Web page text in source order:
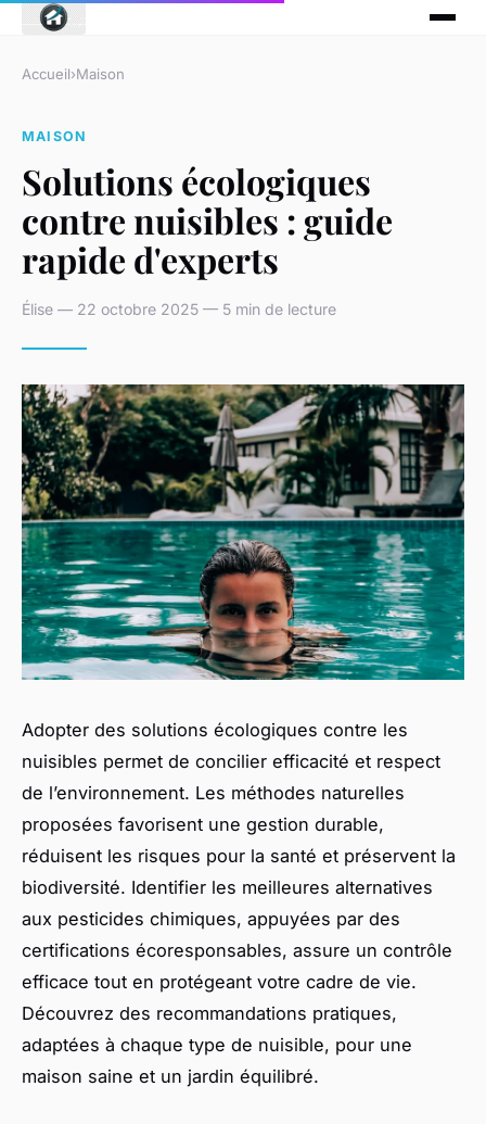
Accueil›Maison
MAISON
Solutions écologiques
contre nuisibles : guide
rapide d'experts
Élise — 22 octobre 2025 — 5 min de lecture
Adopter des solutions écologiques contre les
nuisibles permet de concilier efficacité et respect
de l’environnement. Les méthodes naturelles
proposées favorisent une gestion durable,
réduisent les risques pour la santé et préservent la
biodiversité. Identifier les meilleures alternatives
aux pesticides chimiques, appuyées par des
certifications écoresponsables, assure un contrôle
efficace tout en protégeant votre cadre de vie.
Découvrez des recommandations pratiques,
adaptées à chaque type de nuisible, pour une
maison saine et un jardin équilibré.